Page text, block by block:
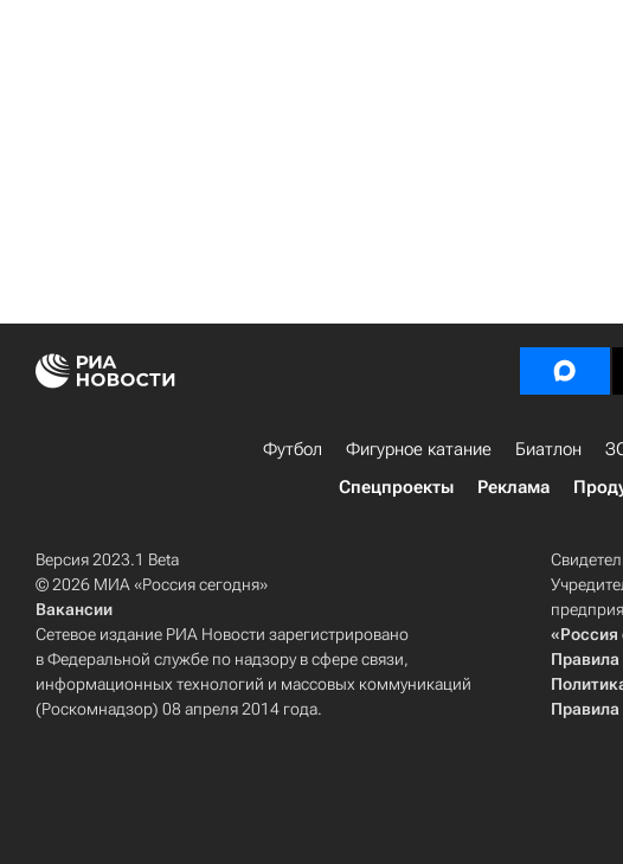
Футбол Фигурное катание Биатлон
Спецпроекты
Реклама
Версия 2023.1 Beta
© 2026 МИА «Россия сегодня»
Вакансии
Сетевое издание РИА Новости зарегистрировано
в Федеральной службе по надзору в сфере связи,
информационных технологий и массовых коммуникаций
(Роскомнадзор) 08 апреля 2014 года.
«Россия
Правила
Правила